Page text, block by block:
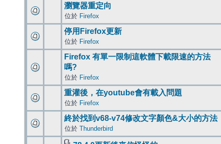
瀏覽器重定向
位於 Firefox
停用Firefox更新
位於 Firefox
Firefox 有單一限制這軟體下載限速的方法
嗎?
位於 Firefox
重灌後，在youtube會有載入問題
位於 Firefox
終於找到v68-v74修改文字顏色&大小的方法
位於 Thunderbird